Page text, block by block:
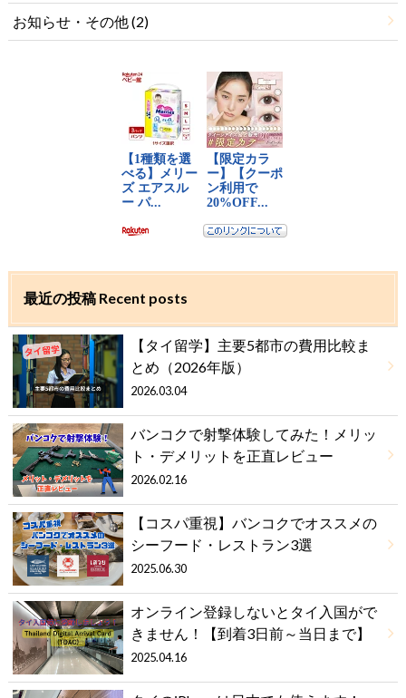
お知らせ・その他(2)
最近の投稿 Recent posts
【タイ留学】主要5都市の費用比較ま
とめ（2026年版）
2026.03.04
バンコクで射撃体験してみた！メリッ
ト・デメリットを正直レビュー
2026.02.16
【コスパ重視】バンコクでオススメの
シーフード・レストラン3選
2025.06.30
オンライン登録しないとタイ入国がで
きません！【到着3日前～当日まで】
2025.04.16